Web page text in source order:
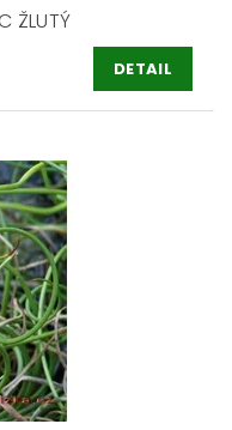
ŽLUTÝ
DETAIL